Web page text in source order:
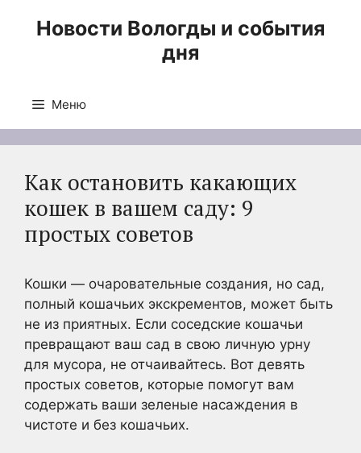
Новости Вологды и события
дня
Меню
Как остановить какающих
кошек в вашем саду: 9
простых советов
Кошки — очаровательные создания, но сад,
полный кошачьих экскрементов, может быть
не из приятных. Если соседские кошачьи
превращают ваш сад в свою личную урну
для мусора, не отчаивайтесь. Вот девять
простых советов, которые помогут вам
содержать ваши зеленые насаждения в
чистоте и без кошачьих.